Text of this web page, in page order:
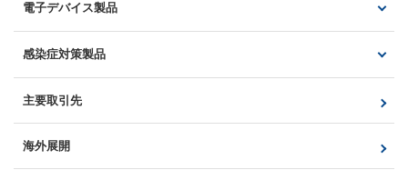
生産中止製品
電子デバイス製品
光製品・電子回路製品
製品一覧
液晶モジュール・タッチパネル
光製品・電子回路製品
感染症対策製品
製品一覧
非接触顔認証式サーマル測定器（AIFace）
主要取引先
海外展開